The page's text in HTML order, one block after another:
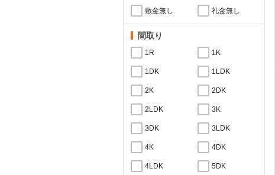
敷金無し 礼金無し
間取り
1R 1K
1DK 1LDK
2K 2DK
2LDK 3K
3DK 3LDK
4K 4DK
4LDK 5DK